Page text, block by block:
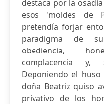
destaca por la
esos 'moldes de
pretendía forjar
paradigma de
obediencia,
complacencia y,
Deponiendo el
doña Beatriz quiso
privativo de los